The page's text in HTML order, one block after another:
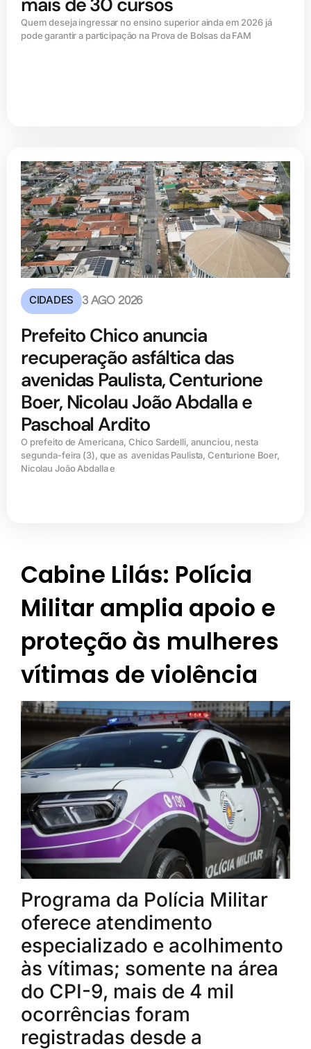
Quem deseja ingressar no ensino superior ainda em 2026 já
pode garantir a participação na Prova de Bolsas da FAM
CIDADES 3 AGO 2026
Prefeito Chico anuncia
recuperação asfáltica das
avenidas Paulista, Centurione
Boer, Nicolau João Abdalla e
Paschoal Ardito
O prefeito de Americana, Chico Sardelli, anunciou, nesta
segunda-feira (3), que as avenidas Paulista, Centurione Boer,
Nicolau João Abdalla e
Cabine Lilás: Polícia
Militar amplia apoio e
proteção às mulheres
vítimas de violência
Programa da Polícia Militar
oferece atendimento
especializado e acolhimento
às vítimas; somente na área
do CPI-9, mais de 4 mil
ocorrências foram
registradas desde a